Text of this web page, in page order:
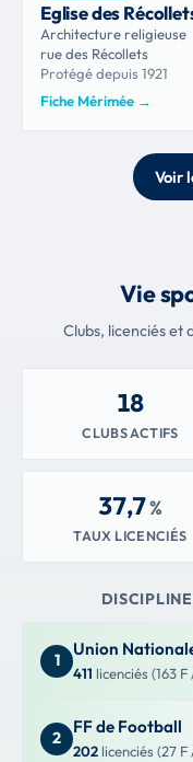
Eglise des
Architecture religieuse
rue des Récollets
Protégé depuis 1921
Fiche Mérimée →
Voir
Vie
Clubs, licenciés et
18
CLUBS ACTIFS
37,7%
TAUX LICENCIÉS
1
Union
411 licenciés (163
2
FF de Football
202 licenciés (27 F